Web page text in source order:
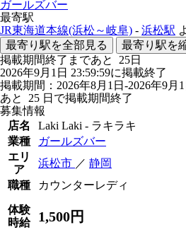
ガールズバー
最寄駅
JR東海道本線(浜松～岐阜) - 浜松駅
最寄り駅を全部見る
最寄り駅を
掲載期間終了まであと 25日
2026年9月1日 23:59:59に掲載終了
掲載期間：2026年8月1日-2026年9月1
あと 25 日で掲載期間終了
募集情報
店名
Laki Laki - ラキラキ
業種
ガールズバー
エリ
ア
浜松市 ／ 静岡
職種
カウンターレディ
体験
時給
1,500円